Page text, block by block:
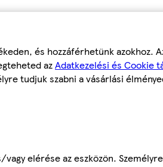
és hozzáférhetünk azokhoz.
azAdatkezelési és Cookie
tudjuk szabni a vásárlási
elérése az eszközön.